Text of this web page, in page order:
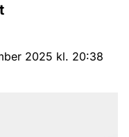
2025 kl. 20:38